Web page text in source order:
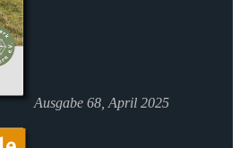
Ausgabe 68, April 2025